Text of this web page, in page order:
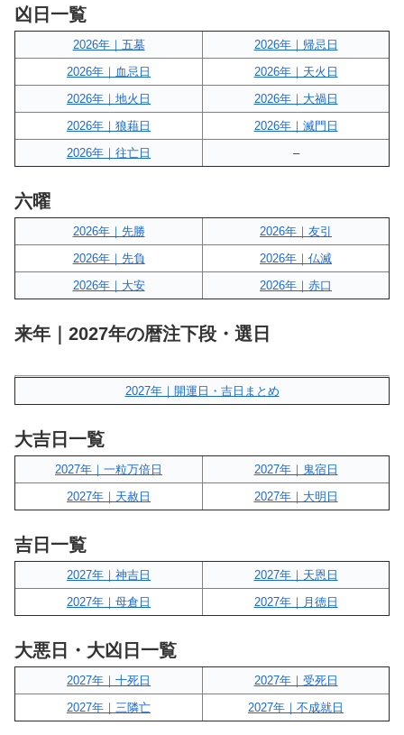
凶日一覧
2026年｜五墓
2026年｜帰忌日
2026年｜血忌日
2026年｜天火日
2026年｜地火日
2026年｜大禍日
2026年｜狼藉日
2026年｜滅門日
2026年｜往亡日
–
六曜
2026年｜先勝
2026年｜友引
2026年｜先負
2026年｜仏滅
2026年｜大安
2026年｜赤口
来年｜2027年の暦注下段・選日
2027年｜開運日・吉日まとめ
大吉日一覧
2027年｜一粒万倍日
2027年｜鬼宿日
2027年｜天赦日
2027年｜大明日
吉日一覧
2027年｜神吉日
2027年｜天恩日
2027年｜母倉日
2027年｜月徳日
大悪日・大凶日一覧
2027年｜十死日
2027年｜受死日
2027年｜三隣亡
2027年｜不成就日